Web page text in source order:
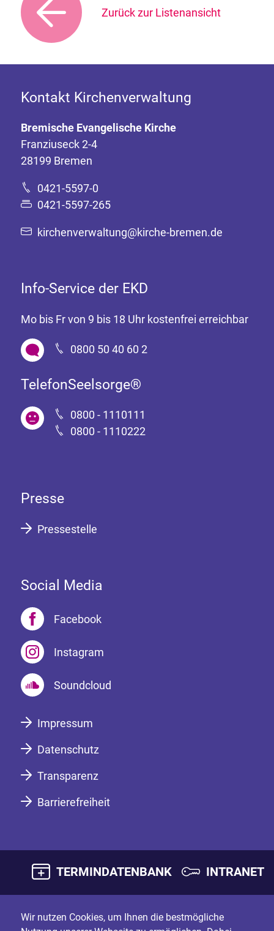
Zurück zur Listenansicht
Kontakt Kirchenverwaltung
Bremische Evangelische Kirche
Franziuseck 2-4
28199 Bremen
0421-5597-0
0421-5597-265
kirchenverwaltung@kirche-bremen.de
Info-Service der EKD
Mo bis Fr von 9 bis 18 Uhr kostenfrei erreichbar
0800 50 40 60 2
TelefonSeelsorge®
0800 - 1110111
0800 - 1110222
Presse
Pressestelle
Social Media
Facebook
Instagram
Soundcloud
Impressum
Datenschutz
Transparenz
Barrierefreiheit
TERMINDATENBANK INTRANET
Wir nutzen Cookies, um Ihnen die bestmögliche